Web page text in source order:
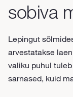
sobiva
Lepingut
arvestatakse
valiku puhul
sarnased, kuid